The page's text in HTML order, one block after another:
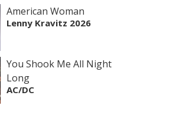
American Woman
Lenny Kravitz 2026
You Shook Me All Night
Long
AC/DC